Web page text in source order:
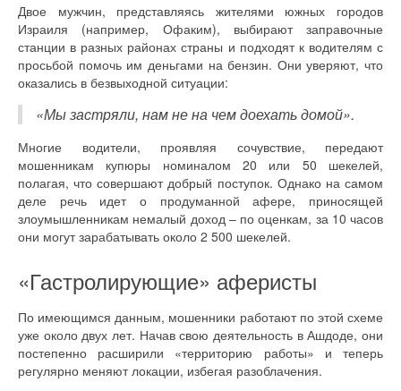
Двое мужчин, представляясь жителями южных городов
Израиля (например, Офаким), выбирают заправочные
станции в разных районах страны и подходят к водителям с
просьбой помочь им деньгами на бензин. Они уверяют, что
оказались в безвыходной ситуации:
«Мы застряли, нам не на чем доехать домой».
Многие водители, проявляя сочувствие, передают
мошенникам купюры номиналом 20 или 50 шекелей,
полагая, что совершают добрый поступок. Однако на самом
деле речь идет о продуманной афере, приносящей
злоумышленникам немалый доход – по оценкам, за 10 часов
они могут зарабатывать около 2 500 шекелей.
«Гастролирующие» аферисты
По имеющимся данным, мошенники работают по этой схеме
уже около двух лет. Начав свою деятельность в Ашдоде, они
постепенно расширили «территорию работы» и теперь
регулярно меняют локации, избегая разоблачения.